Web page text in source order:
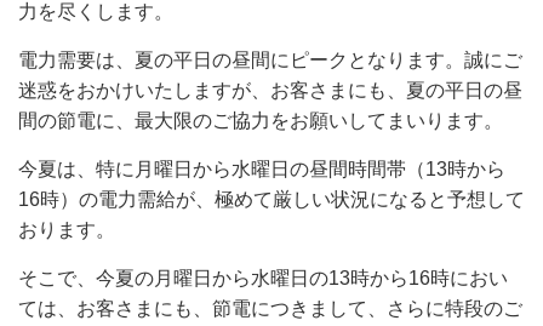
力を尽くします。
電力需要は、夏の平日の昼間にピークとなります。誠にご
迷惑をおかけいたしますが、お客さまにも、夏の平日の昼
間の節電に、最大限のご協力をお願いしてまいります。
今夏は、特に月曜日から水曜日の昼間時間帯（13時から
16時）の電力需給が、極めて厳しい状況になると予想して
おります。
そこで、今夏の月曜日から水曜日の13時から16時におい
ては、お客さまにも、節電につきまして、さらに特段のご